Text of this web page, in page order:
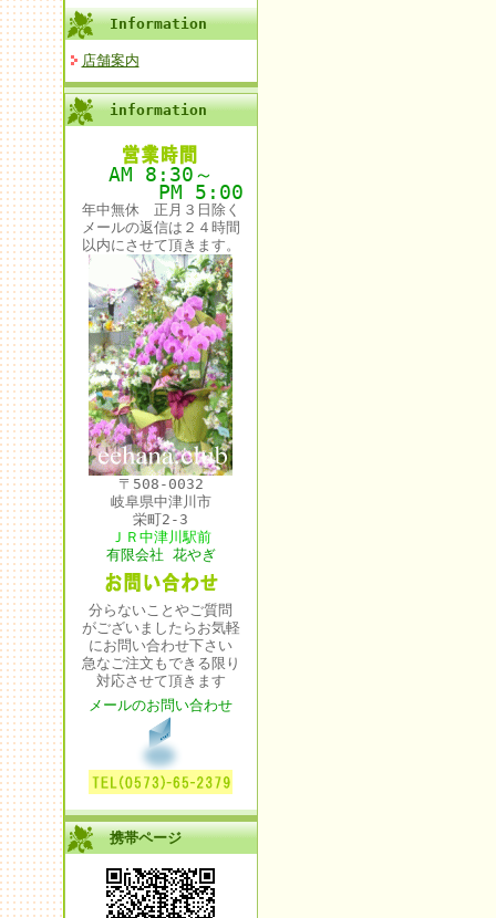
Information
店舗案内
information
AM 8:30～
PM 5:00
年中無休 正月３日除く
メールの返信は２４時間
以内にさせて頂きます。
〒508-0032
岐阜県中津川市
栄町2-3
ＪＲ中津川駅前
有限会社 花やぎ
分らないことやご質問
がございましたらお気軽
にお問い合わせ下さい
急なご注文もできる限り
対応させて頂きます
メールのお問い合わせ
携帯ページ